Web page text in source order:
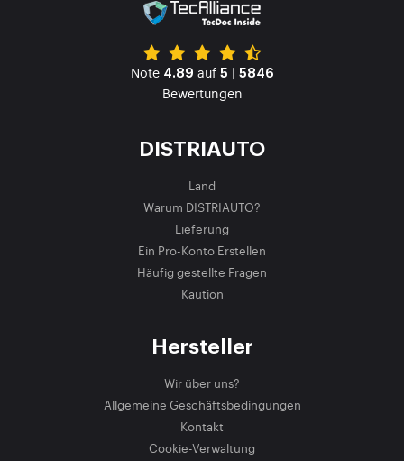
Note 4.89 auf 5 | 5846
Bewertungen
DISTRIAUTO
Land
Warum DISTRIAUTO?
Lieferung
Ein Pro-Konto Erstellen
Häufig gestellte Fragen
Kaution
Hersteller
Wir über uns?
Allgemeine Geschäftsbedingungen
Kontakt
Cookie-Verwaltung